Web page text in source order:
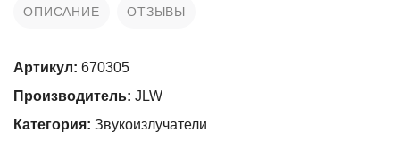
ОПИСАНИЕ ОТЗЫВЫ
Артикул: 670305
Производитель: JLW
Категория: Звукоизлучатели